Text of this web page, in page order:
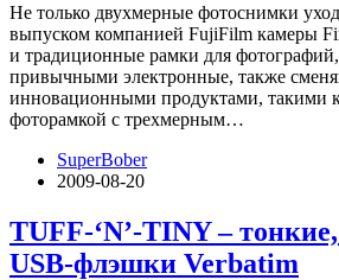
Не только двухмерные фотоснимки
выпуском компанией FujiFilm камеры
и традиционные рамки для
привычными электронные, также
инновационными продуктами, такими
фоторамкой с трехмерным…
SuperBober
2009-08-20
TUFF-‘N’-TINY –
USB-флэшки Verbatim